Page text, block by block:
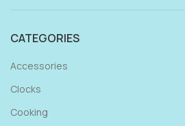
CATEGORIES
Accessories
Clocks
Cooking